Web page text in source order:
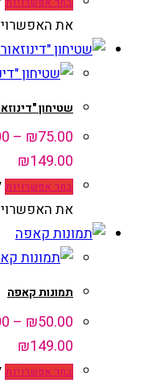
את
שטיחון
₪75.00
–
בחר אפשרויות
את
תמונות קאפה
₪50.00
–
בחר אפשרויות